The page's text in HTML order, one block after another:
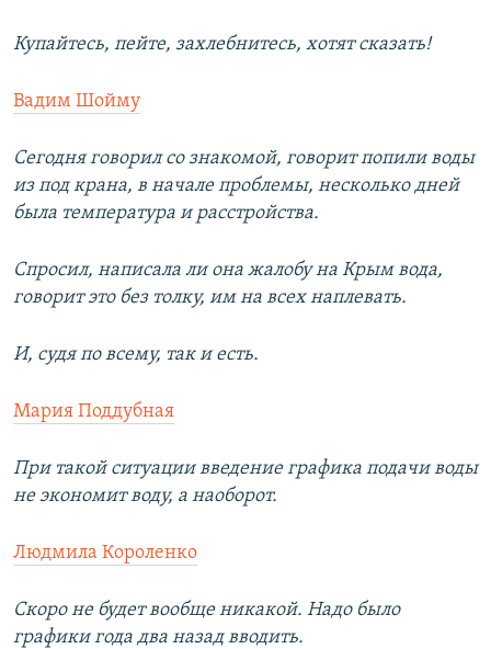
Купайтесь, пейте, захлебнитесь, хотят сказать!
Вадим Шойму
Сегодня говорил со знакомой, говорит попили воды
из под крана, в начале проблемы, несколько дней
была температура и расстройства.
Спросил, написала ли она жалобу на Крым вода,
говорит это без толку, им на всех наплевать.
И, судя по всему, так и есть.
Мария Поддубная
При такой ситуации введение графика подачи воды
не экономит воду, а наоборот.
Людмила Короленко
Скоро не будет вообще никакой. Надо было
графики года два назад вводить.